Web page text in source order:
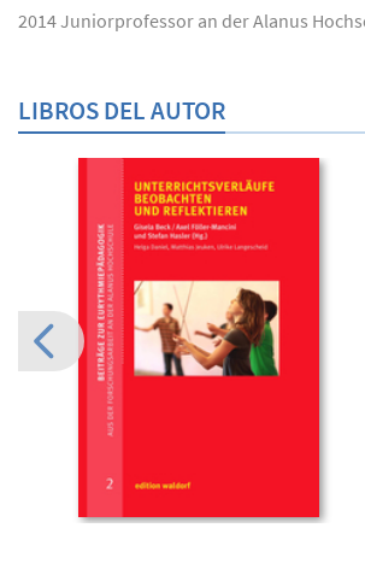
2014 Juniorprofessor an der Alanus
LIBROS DEL AUTOR